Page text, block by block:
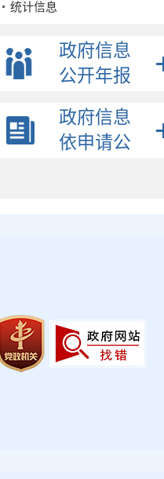
统计信息
事业单位招考
公示公告
政策解读
2025年第三期
2025年第二期
政府信息
公开年报
政府信息
依申请公